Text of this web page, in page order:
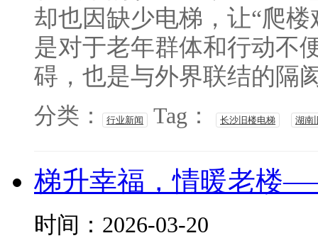
却也因缺少电梯，让“爬
是对于老年群体和行动不
碍，也是与外界联结的隔
分类： 行业新闻 Tag： 长沙旧楼电梯 湖南
梯升幸福，情暖老楼
时间：2026-03-20